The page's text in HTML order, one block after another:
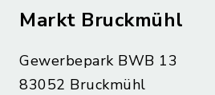
Markt Bruckmühl
Gewerbepark BWB 13
83052 Bruckmühl